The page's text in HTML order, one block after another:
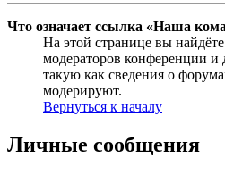
Что означает ссылка «Наша
На этой странице вы
модераторов конференции
такую как сведения о
модерируют.
Вернуться к началу
Личные сообщения